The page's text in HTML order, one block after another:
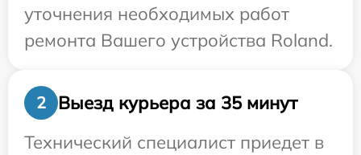
уточнения необходимых работ
ремонта Вашего устройства Roland.
2
Выезд курьера за 35 минут
Технический специалист приедет в